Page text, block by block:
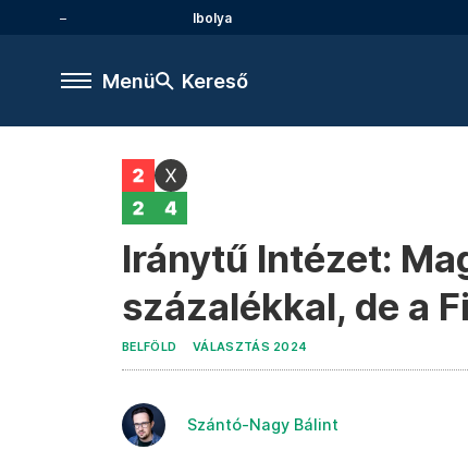
Ibolya
Menü Kereső
Iránytű Intézet:
százalékkal, de a
BELFÖLD VÁLASZTÁS 2024
Szántó-Nagy Bálint